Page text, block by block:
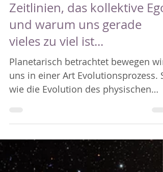
Healing Journey - Marisa
10. Juni 2020
10 Min. Lesezeit
Zeitlinien, das kollektive Ego
und warum uns gerade
Planetarisch betrachtet bewegen wir
uns in einer Art Evolutionsprozess.
wie die Evolution des physischen
Körpers im Verlauf der Geschicht